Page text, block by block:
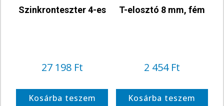
Szinkronteszter 4-es
27 198 Ft
Kosárba teszem
T-elosztó 8 mm, fém
2 454 Ft
Kosárba teszem